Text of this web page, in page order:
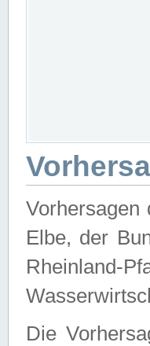
Vorhersagen
Elbe, der
Die